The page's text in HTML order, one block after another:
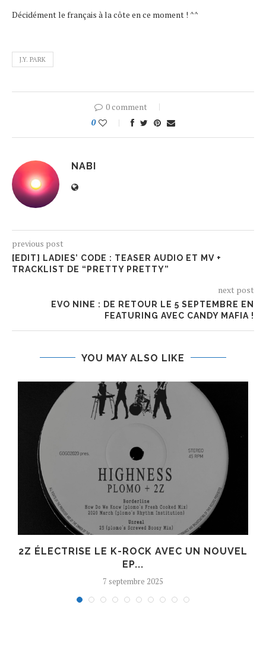
Décidément le français à la côte en ce moment ! ^^
J.Y. PARK
0 comment
0
NABI
previous post
[EDIT] LADIES’ CODE : TEASER AUDIO ET MV +
TRACKLIST DE “PRETTY PRETTY”
next post
EVO NINE : DE RETOUR LE 5 SEPTEMBRE EN
FEATURING AVEC CANDY MAFIA !
YOU MAY ALSO LIKE
2Z ÉLECTRISE LE K-ROCK AVEC UN NOUVEL
EP...
7 septembre 2025